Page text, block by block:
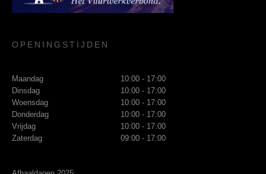
OPENINGSTIJDEN
Maandag
10:00 - 17:00
Dinsdag
10:00 - 17:00
Woensdag
10:00 - 17:00
Donderdag
10:00 - 17:00
Vrijdag
10:00 - 17:00
Zaterdag
09:00 - 17:00